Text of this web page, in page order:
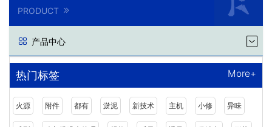
PRODUCT
产品中心
热门标签 More+
火源 附件 都有 淤泥 新技术 主机 小修 异味